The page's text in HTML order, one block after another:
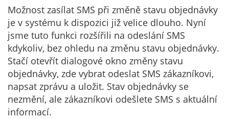
Možnost zasílat SMS při změně stavu objednávky
je v systému k dispozici již velice dlouho. Nyní
jsme tuto funkci rozšířili na odeslání SMS
kdykoliv, bez ohledu na změnu stavu objednávky.
Stačí otevřít dialogové okno změny stavu
objednávky, zde vybrat odeslat SMS zákazníkovi,
napsat zprávu a uložit. Stav objednávky se
nezmění, ale zákazníkovi odešlete SMS s aktuální
informací.